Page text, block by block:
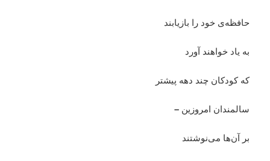
حافظه‌ی خود را باز‌یابند
به یاد خواهند آورد
که کودکان چند دهه پیشتر
سالمندان امروزین –
بر آن‌ها می‌نوشتند